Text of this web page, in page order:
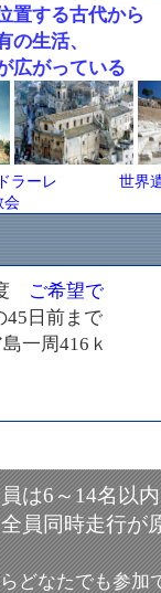
置する古代から
の生活、
広がっている
ドラーレ 世界遺
会
ご希望で
日前まで
周416ｋ
は6～14名以
員同時走行が
どなたでも参加